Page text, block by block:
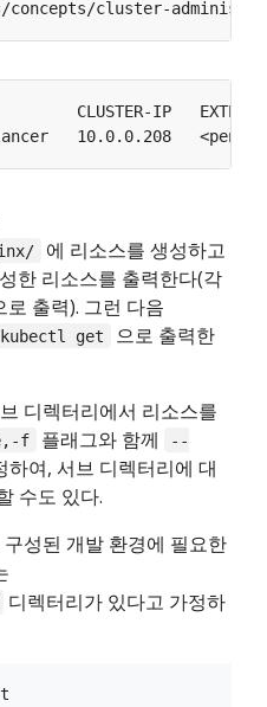
concepts/cluster-
CLUSTER-IP
에 리소스를 생성하고
한 리소스를 출력한다(각
출력). 그런 다음
kubectl get
으로 출력한
디렉터리에서 리소스를
f 플래그와 함께
--
하여, 서브 디렉터리에 대
수도 있다.
성된 개발 환경에 필요한
디렉터리가 있다고 가정하